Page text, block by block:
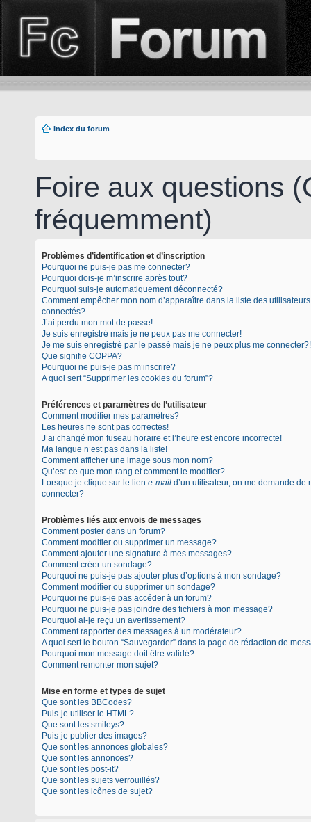
Index du forum
Foire aux questions
fréquemment)
Problèmes d’identification et d’inscription
Pourquoi ne puis-je pas me connecter?
Pourquoi dois-je m’inscrire après tout?
Pourquoi suis-je automatiquement déconnecté?
Comment empêcher mon nom d’apparaître dans la liste des utilisateurs
connectés?
J’ai perdu mon mot de passe!
Je suis enregistré mais je ne peux pas me connecter!
Je me suis enregistré par le passé mais je ne peux plus me connecter?!
Que signifie COPPA?
Pourquoi ne puis-je pas m’inscrire?
A quoi sert “Supprimer les cookies du forum”?
Préférences et paramètres de l’utilisateur
Comment modifier mes paramètres?
Les heures ne sont pas correctes!
J’ai changé mon fuseau horaire et l’heure est encore incorrecte!
Ma langue n’est pas dans la liste!
Comment afficher une image sous mon nom?
Qu’est-ce que mon rang et comment le modifier?
Lorsque je clique sur le lien e-mail d’un utilisateur, on me demande de
connecter?
Problèmes liés aux envois de messages
Comment poster dans un forum?
Comment modifier ou supprimer un message?
Comment ajouter une signature à mes messages?
Comment créer un sondage?
Pourquoi ne puis-je pas ajouter plus d’options à mon sondage?
Comment modifier ou supprimer un sondage?
Pourquoi ne puis-je pas accéder à un forum?
Pourquoi ne puis-je pas joindre des fichiers à mon message?
Pourquoi ai-je reçu un avertissement?
Comment rapporter des messages à un modérateur?
A quoi sert le bouton “Sauvegarder” dans la page de rédaction de
Pourquoi mon message doit être validé?
Comment remonter mon sujet?
Mise en forme et types de sujet
Que sont les BBCodes?
Puis-je utiliser le HTML?
Que sont les smileys?
Puis-je publier des images?
Que sont les annonces globales?
Que sont les annonces?
Que sont les post-it?
Que sont les sujets verrouillés?
Que sont les icônes de sujet?